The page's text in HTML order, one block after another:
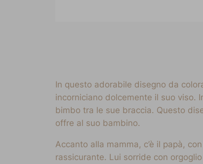
In questo adorabile disegno da
incorniciano dolcemente il suo viso.
bimbo tra le sue braccia. Questo
offre al suo bambino.
Accanto alla mamma, c’è il papà,
rassicurante. Lui sorride con